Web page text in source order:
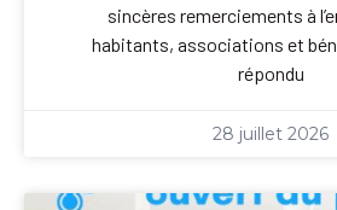
sincères remerciements à
habitants, associations et
répondu
28 juillet 2026